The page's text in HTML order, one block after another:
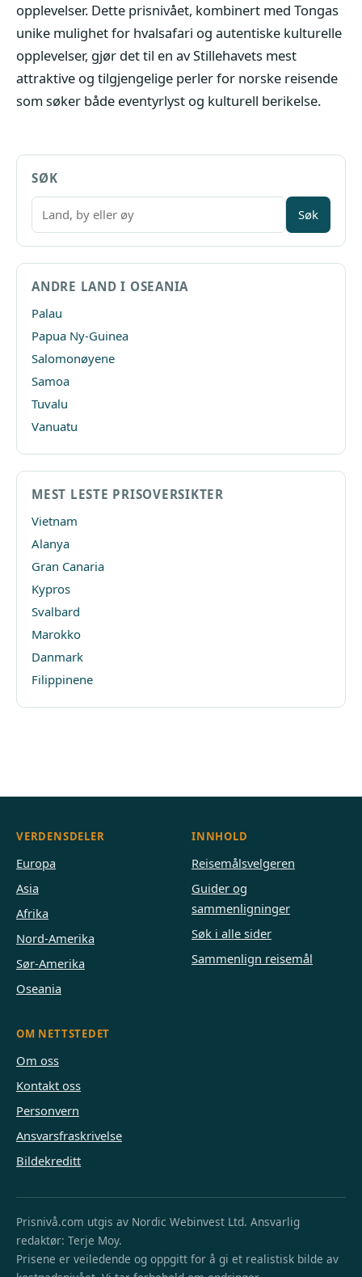
opplevelser. Dette prisnivået, kombinert med Tongas
unike mulighet for hvalsafari og autentiske kulturelle
opplevelser, gjør det til en av Stillehavets mest
attraktive og tilgjengelige perler for norske reisende
som søker både eventyrlyst og kulturell berikelse.
SØK
Søk
ANDRE LAND I OSEANIA
Palau
Papua Ny-Guinea
Salomonøyene
Samoa
Tuvalu
Vanuatu
MEST LESTE PRISOVERSIKTER
Vietnam
Alanya
Gran Canaria
Kypros
Svalbard
Marokko
Danmark
Filippinene
VERDENSDELER
Europa
Asia
Afrika
Nord-Amerika
Sør-Amerika
Oseania
INNHOLD
Reisemålsvelgeren
Guider og
sammenligninger
Søk i alle sider
Sammenlign reisemål
OM NETTSTEDET
Om oss
Kontakt oss
Personvern
Ansvarsfraskrivelse
Bildekreditt
Prisnivå.com utgis av Nordic Webinvest Ltd. Ansvarlig
redaktør: Terje Moy.
Prisene er veiledende og oppgitt for å gi et realistisk bilde av